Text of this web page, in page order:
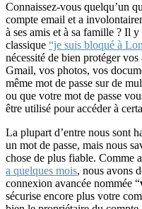
Connaissez-vous quelqu’un
compte email et a
à ses amis et à sa famille ? Il
classique “je suis bloqué à
nécessité de bien protéger
Gmail, vos photos, vos
même mot de passe sur de
ou que votre mot de passe
être utilisé pour accéder à
La plupart d’entre nous sont
un mot de passe, mais nous
chose de plus fiable. Comme
a quelques mois, nous avons
connexion avancée nommée “
sécurise encore plus votre